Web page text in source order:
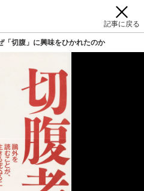
記事に戻る
「切腹」に興味をひかれたのか